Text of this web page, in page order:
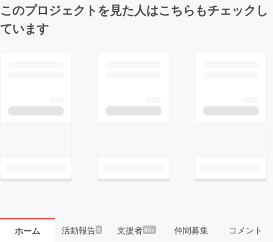
このプロジェクトを見た人はこちらもチェックし
ています
ホーム 活動報告5 支援者99+ 仲間募集 コメント